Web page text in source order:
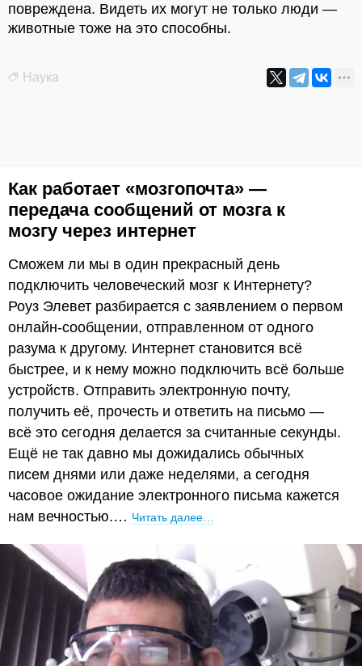
повреждена. Видеть их могут не только люди —
животные тоже на это способны.
Наука
Как работает «мозгопочта» —
передача сообщений от мозга к
мозгу через интернет
Сможем ли мы в один прекрасный день
подключить человеческий мозг к Интернету?
Роуз Элевет разбирается с заявлением о первом
онлайн-сообщении, отправленном от одного
разума к другому. Интернет становится всё
быстрее, и к нему можно подключить всё больше
устройств. Отправить электронную почту,
получить её, прочесть и ответить на письмо —
всё это сегодня делается за считанные секунды.
Ещё не так давно мы дожидались обычных
писем днями или даже неделями, а сегодня
часовое ожидание электронного письма кажется
нам вечностью.… Читать далее…